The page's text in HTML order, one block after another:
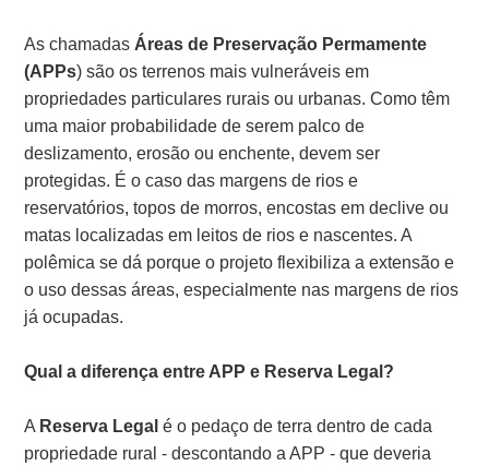
As chamadas Áreas de Preservação Permamente
(APPs) são os terrenos mais vulneráveis em
propriedades particulares rurais ou urbanas. Como têm
uma maior probabilidade de serem palco de
deslizamento, erosão ou enchente, devem ser
protegidas. É o caso das margens de rios e
reservatórios, topos de morros, encostas em declive ou
matas localizadas em leitos de rios e nascentes. A
polêmica se dá porque o projeto flexibiliza a extensão e
o uso dessas áreas, especialmente nas margens de rios
já ocupadas.
Qual a diferença entre APP e Reserva Legal?
A Reserva Legal é o pedaço de terra dentro de cada
propriedade rural - descontando a APP - que deveria